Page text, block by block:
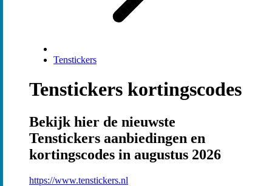
Tenstickers
Tenstickers kortingscodes
Bekijk hier de nieuwste
Tenstickers aanbiedingen en
kortingscodes in augustus 2026
https://www.tenstickers.nl